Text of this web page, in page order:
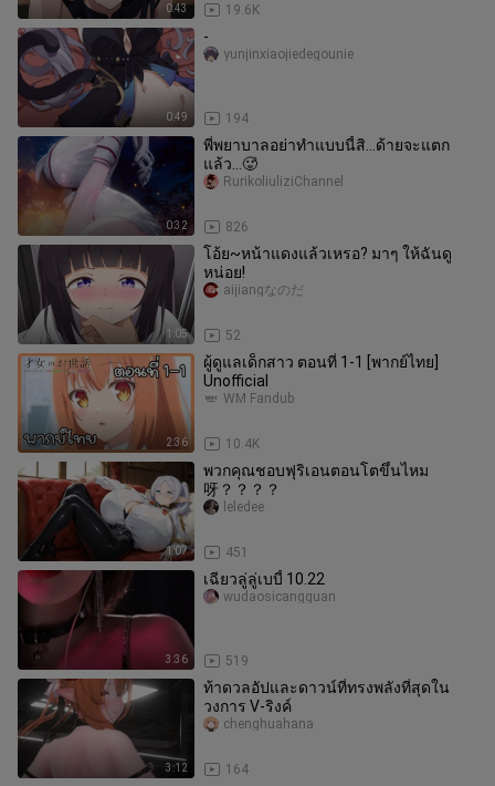
0:43 19.6K
0:49
-
194
yunjinxiaojiedegounie
0:32
พี่พยาบาลอย่าทำแบบนี้สิ…ด้ายจะแตก
แล้ว…🥵
826
RurikoliuliziChannel
1:05
โอ้ย~หน้าแดงแล้วเหรอ? มาๆ ให้ฉันดู
หน่อย!
52
aijiangなのだ
2:36
ผู้ดูแลเด็กสาว ตอนที่ 1-1 [พากย์ไทย]
Unofficial
10.4K
WM Fandub
1:07
พวกคุณชอบฟุริเอนตอนโตขึ้นไหม
呀？？？？
451
leledee
3:36
เฉียวลู่ลู่เบบี้ 10.22
519
wudaosicangguan
3:12
ท้าดวลอัปและดาวน์ที่ทรงพลังที่สุดใน
วงการ V-ริงค์
164
chenghuahana